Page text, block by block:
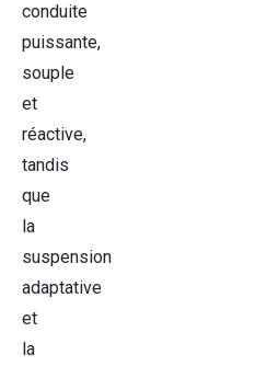
conduite
puissante,
souple
et
réactive,
tandis
que
la
suspension
adaptative
et
la